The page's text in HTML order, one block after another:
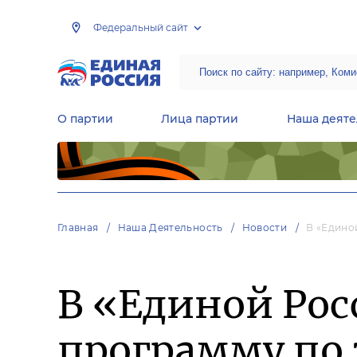
Федеральный сайт
О партии Лица партии Наша
Главная Наша Деятельность Новости В
В «Единой